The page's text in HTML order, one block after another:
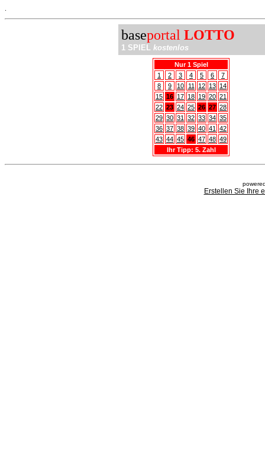
baseportal LOTTO
1 SPIEL kostenlos
Nur 1 Spiel
1
2 3 4 5 6
7
8
9 10 11 12 13 14
15 16 17 18 19 20 21
22 23 24 25 26 27 28
29 30 31 32 33 34 35
36 37 38 39 40 41
42
43 44 45 46 47 48 49
Ihr Tipp: 5. Zahl
Erstellen Sie Ihre